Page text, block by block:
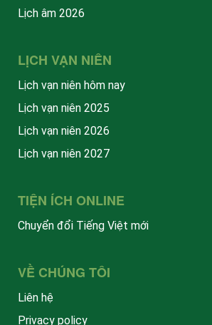
Lịch âm 2026
LỊCH VẠN NIÊN
Lịch vạn niên hôm nay
Lịch vạn niên 2025
Lịch vạn niên 2026
Lịch vạn niên 2027
TIỆN ÍCH ONLINE
Chuyển đổi Tiếng Việt mới
VỀ CHÚNG TÔI
Liên hệ
Privacy policy